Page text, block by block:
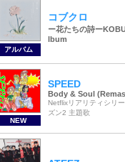
アルバム
コブクロ
ー花たちの詩ー
lbum
NEW
SPEED
Body & Soul
Netflixリアリティシリ
ズン2 主題歌